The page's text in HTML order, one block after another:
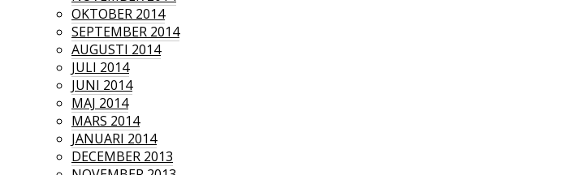
OKTOBER 2014
SEPTEMBER 2014
AUGUSTI 2014
JULI 2014
JUNI 2014
MAJ 2014
MARS 2014
JANUARI 2014
DECEMBER 2013